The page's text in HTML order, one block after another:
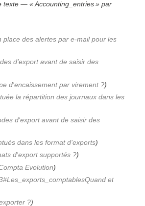
texte — « Accounting_entries » par
place des alertes par e-mail pour les
d'export avant de saisir des
d'encaissement par virement ?)
la répartition des journaux dans les
d'export avant de saisir des
dans les format d'exports)
d'export supportés ?)
Evolution)
et
?)